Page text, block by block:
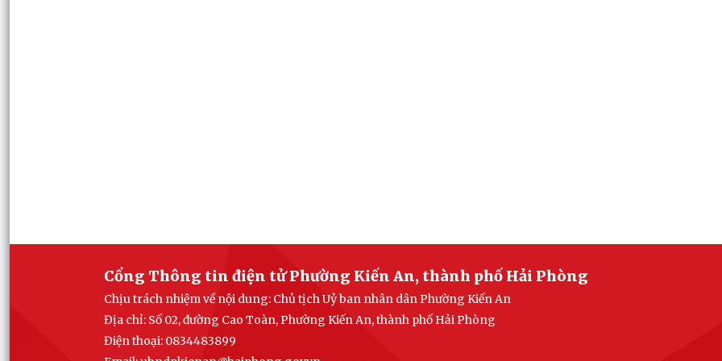
Cổng Thông tin điện tử Phường Kiến An, thành phố Hải Phòng
Chịu trách nhiệm về nội dung: Chủ tịch Uỷ ban nhân dân Phường Kiến An
Địa chỉ: Số 02, đường Cao Toàn, Phường Kiến An, thành phố Hải Phòng
Điện thoại: 0834483899